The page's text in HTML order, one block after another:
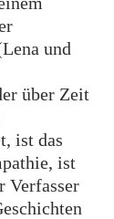
und
über Zeit
ist das
ist
Verfasser